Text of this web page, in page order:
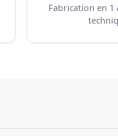
Fabrication en 1